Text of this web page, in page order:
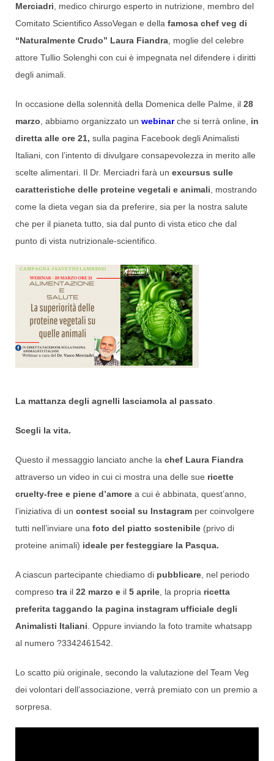
Merciadri , medico chirurgo esperto in nutrizione, membro del
Comitato Scientifico AssoVegan e della famosa chef veg di
“Naturalmente Crudo” Laura Fiandra , moglie del celebre
attore Tullio Solenghi con cui è impegnata nel difendere i diritti
degli animali.
In occasione della solennità della Domenica delle Palme, il 28
marzo , abbiamo organizzato un webinar che si terrà online, in
diretta alle ore 21, sulla pagina Facebook degli Animalisti
Italiani, con l’intento di divulgare consapevolezza in merito alle
scelte alimentari. Il Dr. Merciadri farà un excursus sulle
caratteristiche delle proteine vegetali e animali , mostrando
come la dieta vegan sia da preferire, sia per la nostra salute
che per il pianeta tutto, sia dal punto di vista etico che dal
punto di vista nutrizionale-scientifico.
La mattanza degli agnelli lasciamola al passato
Scegli la vita.
Questo il messaggio lanciato anche la chef Laura Fiandra
attraverso un video in cui ci mostra una delle sue ricette
cruelty-free e piene d’amore a cui è abbinata, quest’anno,
l’iniziativa di un contest social su Instagram per coinvolgere
tutti nell’inviare una foto del piatto sostenibile (privo di
proteine animali) ideale per festeggiare la Pasqua.
A ciascun partecipante chiediamo di pubblicare , nel periodo
compreso tra il 22 marzo e il 5 aprile , la propria ricetta
preferita taggando la pagina instagram ufficiale degli
Animalisti Italiani . Oppure inviando la foto tramite whatsapp
al numero ?3342461542.
Lo scatto più originale, secondo la valutazione del Team Veg
dei volontari dell’associazione, verrà premiato con un premio a
sorpresa.